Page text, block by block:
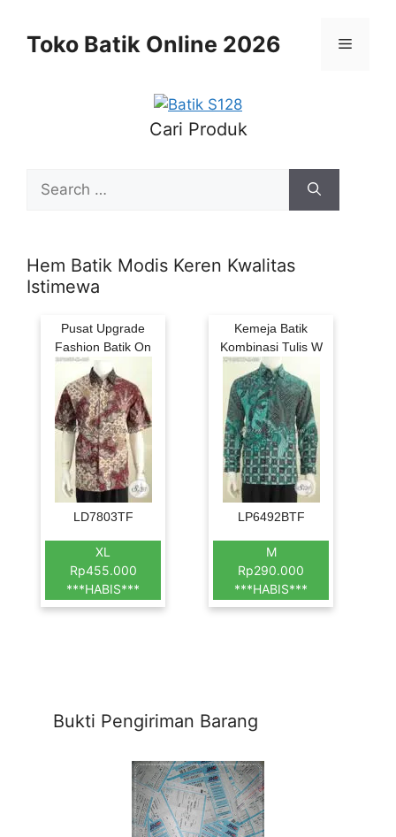
contentToko Batik Online 2026 Menu
Cari Produk
for:
Hem Batik Modis Keren Kwalitas
Istimewa
Pusat Upgrade
Fashion Batik On
LD7803TF
XL
Rp455.000
***HABIS***
Kemeja Batik
Kombinasi Tulis W
LP6492BTF
M
Rp290.000
***HABIS***
Bukti Pengiriman Barang